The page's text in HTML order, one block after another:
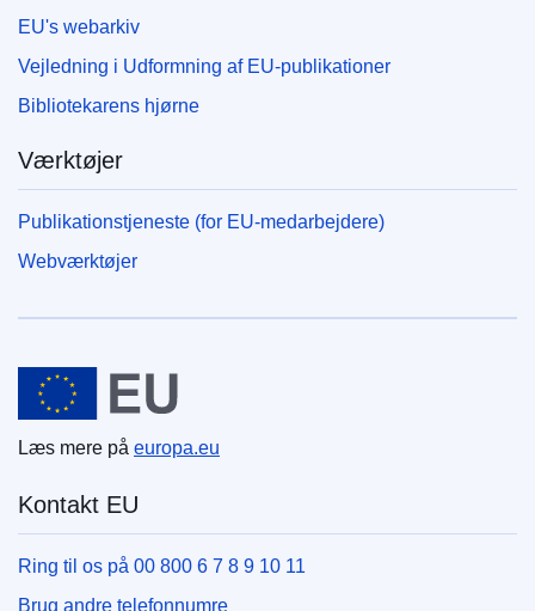
EU's webarkiv
Vejledning i Udformning af EU-publikationer
Bibliotekarens hjørne
Værktøjer
Publikationstjeneste (for EU-medarbejdere)
Webværktøjer
Den Europæiske Union
Læs mere på europa.eu
Kontakt EU
Ring til os på 00 800 6 7 8 9 10 11
Brug andre telefonnumre